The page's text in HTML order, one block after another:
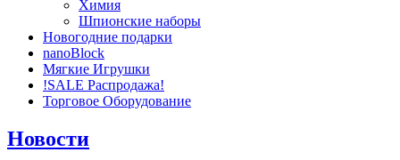
Химия
Шпионские наборы
Новогодние подарки
nanoBlock
Мягкие Игрушки
!SALE Распродажа!
Торговое Оборудование
Новости